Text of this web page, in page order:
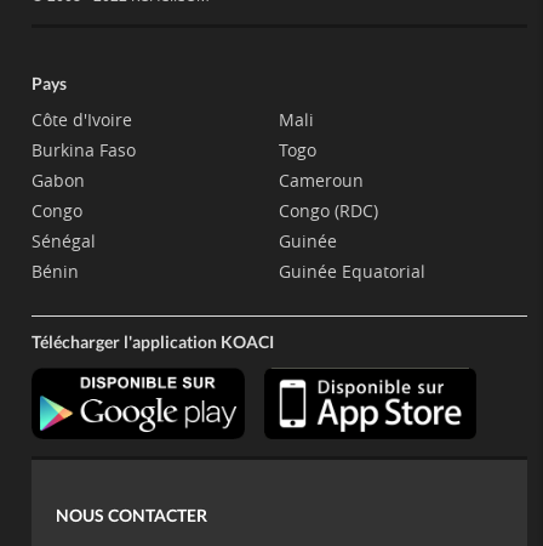
Pays
Côte d'Ivoire
Burkina Faso
Gabon
Congo
Sénégal
Bénin
Mali
Togo
Cameroun
Congo (RDC)
Guinée
Guinée Equatorial
Télécharger l'application KOACI
NOUS CONTACTER